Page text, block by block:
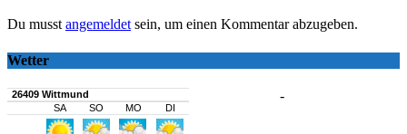
Du musst angemeldet sein, um einen Kommentar abzugeben.
Wetter
-